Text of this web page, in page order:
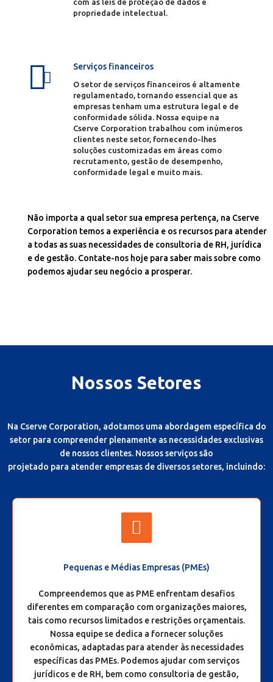
com as leis de proteção de dados e
propriedade intelectual.
Serviços financeiros
O setor de serviços financeiros é altamente
regulamentado, tornando essencial que as
empresas tenham uma estrutura legal e de
conformidade sólida. Nossa equipe na
Cserve Corporation trabalhou com inúmeros
clientes neste setor, fornecendo-lhes
soluções customizadas em áreas como
recrutamento, gestão de desempenho,
conformidade legal e muito mais.
Não importa a qual setor sua empresa pertença, na Cserve
Corporation temos a experiência e os recursos para atender
a todas as suas necessidades de consultoria de RH, jurídica
e de gestão. Contate-nos hoje para saber mais sobre como
podemos ajudar seu negócio a prosperar.
Nossos Setores
Na Cserve Corporation, adotamos uma abordagem específica do
setor para compreender plenamente as necessidades exclusivas
de nossos clientes. Nossos serviços são
projetado para atender empresas de diversos setores, incluindo:
Pequenas e Médias Empresas (PMEs)
Compreendemos que as PME enfrentam desafios
diferentes em comparação com organizações maiores,
tais como recursos limitados e restrições orçamentais.
Nossa equipe se dedica a fornecer soluções
econômicas, adaptadas para atender às necessidades
específicas das PMEs. Podemos ajudar com serviços
jurídicos e de RH, bem como consultoria de gestão,